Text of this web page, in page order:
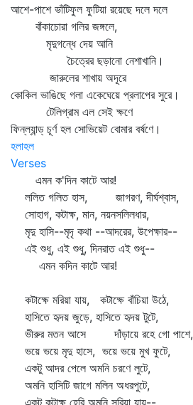
আশে-পাশে ভাঁটিফুল ফুটিয়া রয়েছে দলে দলে
বাঁকাচোরা গলির জঙ্গলে,
মৃদুগন্ধে দেয় আনি
চৈত্রের ছড়ানো নেশাখানি।
জারুলের শাখায় অদূরে
কোকিল ভাঙিছে গলা একেঘেয়ে প্রলাপের সুরে।
টেলিগ্রাম এল সেই ক্ষণে
ফিন্‌ল্যান্ড্‌ চূর্ণ হল সোভিয়েট বোমার বর্ষণে।
হলাহল
Verses
এমন ক'দিন কাটে আর!
ললিত গলিত হাস, জাগরণ, দীর্ঘশ্বাস,
সোহাগ, কটাক্ষ, মান, নয়নসলিলধার,
মৃদু হাসি--মৃদৃ কথা --আদরের, উপেক্ষার--
এই শুধু, এই শুধু, দিনরাত এই শুধু--
এমন কদিন কাটে আর!
কটাক্ষে মরিয়া যায়, কটাক্ষে বাঁচিয়া উঠে,
হাসিতে হৃদয় জুড়ে, হাসিতে হৃদয় টুটে,
ভীরুর মতন আসে দাঁড়ায়ে রহে গো পাশে,
ভয়ে ভয়ে মৃদু হাসে, ভয়ে ভয়ে মুখ ফুটে,
একটু আদর পেলে অমনি চরণে লুটে,
অমনি হাসিটি জাগে মলিন অধরপুটে,
একটু কটাক্ষ হেরি অমনি সরিয়া যায়--